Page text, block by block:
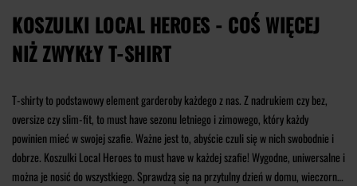
KOSZULKI LOCAL HEROES - COŚ WIĘCEJ
NIŻ ZWYKŁY T-SHIRT
T-shirty to podstawowy element garderoby każdego z nas. Z nadrukiem czy bez,
oversize czy slim-fit, to must have sezonu letniego i zimowego, który każdy
powinien mieć w swojej szafie. Ważne jest to, abyście czuli się w nich swobodnie i
dobrze. Koszulki Local Heroes to must have w każdej szafie! Wygodne, uniwersalne i
można je nosić do wszystkiego. Sprawdzą się na przytulny dzień w domu, wieczorne